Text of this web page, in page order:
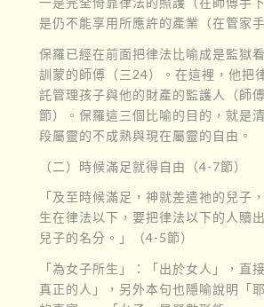
是仍不能享用所應許的產業（在管家
保羅已經在前面把律法比喻成是監獄
訓蒙的師傅（三24）。在這裡，他把
託管理孩子與他的財產的監護人（師
節）。保羅這三個比喻的目的，就是
段屬靈的不成熟與現在屬靈的自由。
（二）時候滿足就得自由（4-7節）
「及至時候滿足，神就差遣祂的兒子
生在律法以下，要把律法以下的人贖
兒子的名分。」（4-5節）
「為女子所生」：「出於女人」，直
真正的人」，另外本句也隱喻說明「